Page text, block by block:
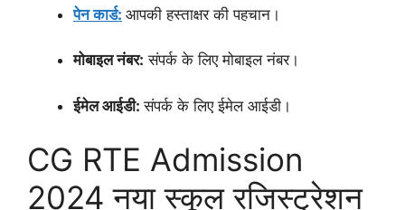
पेन कार्ड: आपकी हस्ताक्षर की पहचान।
मोबाइल नंबर: संपर्क के लिए मोबाइल नंबर।
ईमेल आईडी:संपर्क के लिए ईमेल आईडी।
CG RTE Admission
2024 नया स्कूल रजिस्ट्रेशन